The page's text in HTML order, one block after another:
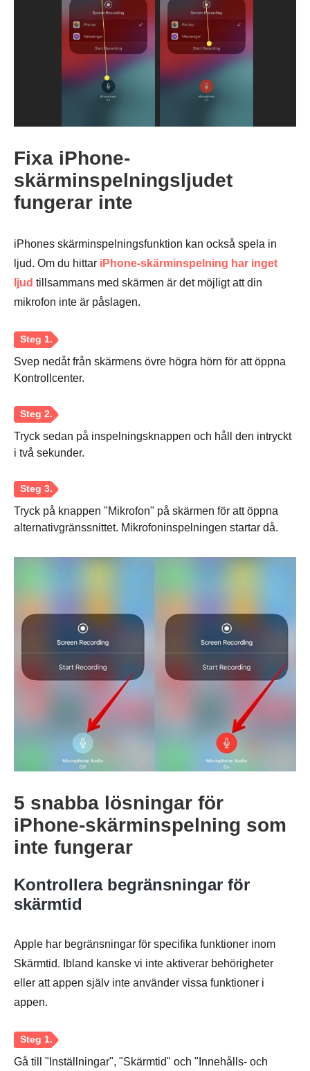
Steg 4.
Steg 5.
Fixa iPhone-
skärminspelningsljudet
fungerar inte
iPhones skärminspelningsfunktion kan också spela in
ljud. Om du hittar iPhone-skärminspelning har inget
ljud tillsammans med skärmen är det möjligt att din
mikrofon inte är påslagen.
Svep nedåt från skärmens övre högra hörn för att öppna
Kontrollcenter.
Tryck sedan på inspelningsknappen och håll den intryckt
i två sekunder.
Steg 3.
Tryck på knappen "Mikrofon" på skärmen för att öppna
alternativgränssnittet. Mikrofoninspelningen startar då.
5 snabba lösningar för
iPhone-skärminspelning som
inte fungerar
Kontrollera begränsningar för
skärmtid
Apple har begränsningar för specifika funktioner inom
Skärmtid. Ibland kanske vi inte aktiverar behörigheter
eller att appen själv inte använder vissa funktioner i
appen.
Gå till "Inställningar", "Skärmtid" och "Innehålls- och